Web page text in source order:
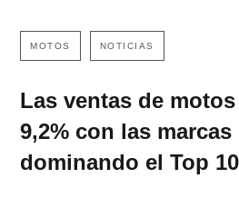
MOTOS NOTICIAS
Las ventas de
9,2% con las
dominando el Top 10